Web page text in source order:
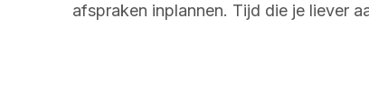
afspraken inplannen. Tijd die je liever